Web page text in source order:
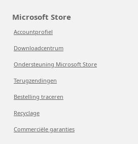
Microsoft Store
Accountprofiel
Downloadcentrum
Ondersteuning Microsoft Store
Terugzendingen
Bestelling traceren
Recyclage
Commerciële garanties